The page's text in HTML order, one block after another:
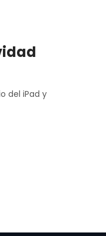
del iPad y